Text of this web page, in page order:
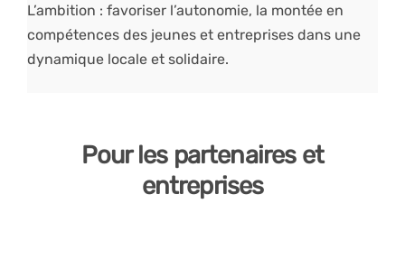
L’ambition : favoriser l’autonomie, la montée en
compétences des jeunes et entreprises dans une
dynamique locale et solidaire.
Pour les partenaires et
entreprises